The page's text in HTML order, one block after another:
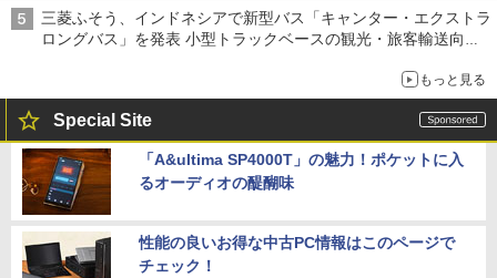
三菱ふそう、インドネシアで新型バス「キャンター・エクストラ
ロングバス」を発表 小型トラックベースの観光・旅客輸送向け
もっと見る
Special Site
「A&ultima SP4000T」の魅力！ポケットに入
るオーディオの醍醐味
性能の良いお得な中古PC情報はこのページで
チェック！